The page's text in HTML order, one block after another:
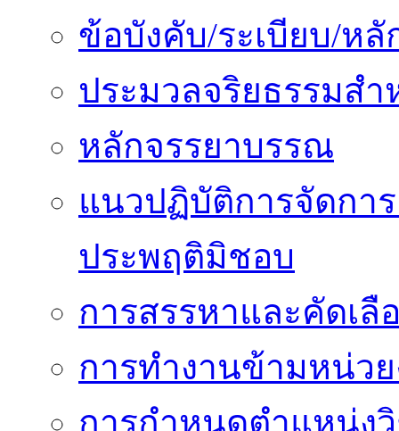
ข้อบังคับ/ระเบียบ/ห
ประมวลจริยธรรมส
หลักจรรยาบรรณ
แนวปฏิบัติการจัดการ
ประพฤติมิชอบ
การสรรหาและคัดเลื
การทำงานข้ามหน่ว
การกำหนดตำแหน่ง